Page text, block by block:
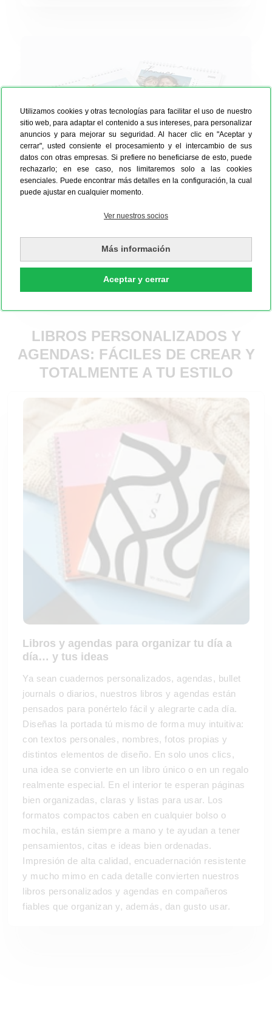
Utilizamos cookies y otras tecnologías para facilitar el uso de nuestro
sitio web, para adaptar el contenido a sus intereses, para personalizar
anuncios y para mejorar su seguridad. Al hacer clic en "Aceptar y
cerrar", usted consiente el procesamiento y el intercambio de sus
datos con otras empresas. Si prefiere no beneficiarse de esto, puede
rechazarlo; en ese caso, nos limitaremos solo a las cookies
esenciales. Puede encontrar más detalles en la configuración, la cual
puede ajustar en cualquier momento.
Ver nuestros socios
Más información
Aceptar y cerrar
Calendarios personalizados
Para colgar o colocar sobre la mesa
LIBROS PERSONALIZADOS Y
AGENDAS: FÁCILES DE CREAR Y
TOTALMENTE A TU ESTILO
Libros y agendas para organizar tu día a
día… y tus ideas
Ya sean cuadernos personalizados, agendas, bullet
journals o diarios, nuestros libros y agendas están
pensados para ponértelo fácil y alegrarte cada día.
Diseñas la portada tú mismo de forma muy intuitiva:
con textos personales, nombres, fotos propias y
distintos elementos de diseño. En solo unos clics,
una idea se convierte en un libro único o en un regalo
realmente especial. En el interior te esperan páginas
bien organizadas, claras y listas para usar. Los
formatos compactos caben en cualquier bolso o
mochila, están siempre a mano y te ayudan a tener
pensamientos, citas e ideas bien ordenadas.
Impresión de alta calidad, encuadernación resistente
y mucho mimo en cada detalle convierten nuestros
libros personalizados y agendas en compañeros
fiables que organizan y, además, dan gusto usar.